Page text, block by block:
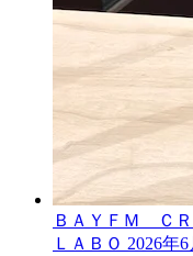
ＢＡＹＦＭ Ｃ
ＬＡＢＯ 2026